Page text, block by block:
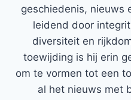
geschiedenis, nieuws
leidend door
diversiteit en
toewijding is hij erin
om te vormen tot een
al het nieuws met